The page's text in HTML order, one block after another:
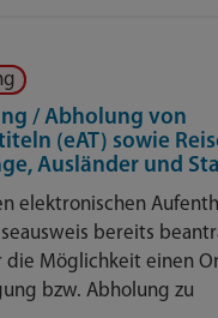
/ Abholung von
(eAT) sowie
Ausländer und
elektronischen
bereits
die Möglichkeit einen
bzw. Abholung zu